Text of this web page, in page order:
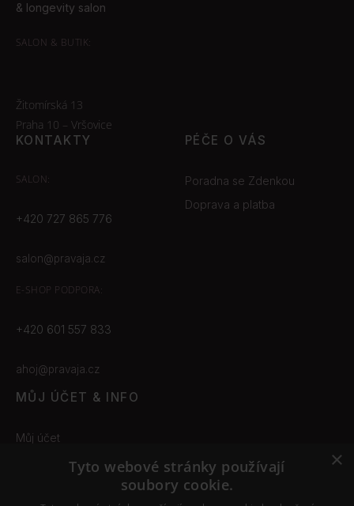
& longevity salon
SALON & BUTIK:
Žitomírská 13
Praha 10 – Vršovice
KONTAKTY
SALON:
+420 727 865 776
salon@pravaja.cz
E-SHOP PODPORA:
+420 601 557 833
ahoj@pravaja.cz
PÉČE O VÁS
Poradna se Zdenkou
Doprava a platba
MŮJ ÚČET & INFO
Můj účet
Obchodní podmínky
Odstoupení od smlouvy
×
Tyto webové stránky používají
soubory cookie.